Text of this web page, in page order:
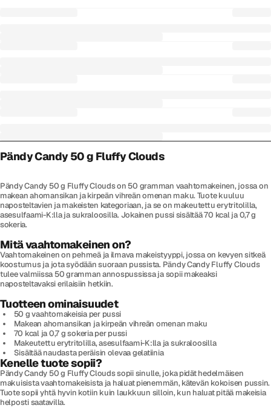
Pändy Candy 50 g Fluffy Clouds
Pändy Candy 50 g Fluffy Clouds on 50 gramman vaahtomakeinen, jossa on
makean ahomansikan ja kirpeän vihreän omenan maku. Tuote kuuluu
naposteltavien ja makeisten kategoriaan, ja se on makeutettu erytritolilla,
asesulfaami-K:lla ja sukraloosilla. Jokainen pussi sisältää 70 kcal ja 0,7 g
sokeria.
Mitä vaahtomakeinen on?
Vaahtomakeinen on pehmeä ja ilmava makeistyyppi, jossa on kevyen sitkeä
koostumus ja jota syödään suoraan pussista. Pändy Candy Fluffy Clouds
tulee valmiissa 50 gramman annospussissa ja sopii makeaksi
naposteltavaksi erilaisiin hetkiin.
Tuotteen ominaisuudet
50 g vaahtomakeisia per pussi
Makean ahomansikan ja kirpeän vihreän omenan maku
70 kcal ja 0,7 g sokeria per pussi
Makeutettu erytritolilla, asesulfaami-K:lla ja sukraloosilla
Sisältää naudasta peräisin olevaa gelatiinia
Kenelle tuote sopii?
Pändy Candy 50 g Fluffy Clouds sopii sinulle, joka pidät hedelmäisen
makuisista vaahtomakeisista ja haluat pienemmän, kätevän kokoisen pussin.
Tuote sopii yhtä hyvin kotiin kuin laukkuun silloin, kun haluat pitää makeisia
helposti saatavilla.